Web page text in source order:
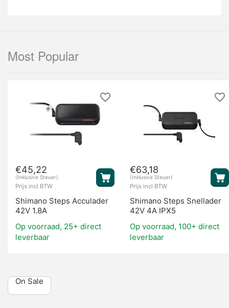
Most Popular
€45,22
(Inklusive Steuer)
Prijs incl BTW
Shimano Steps Acculader
42V 1.8A
Op voorraad, 25+ direct
leverbaar
€63,18
(Inklusive Steuer)
Prijs incl BTW
Shimano Steps Snellader
42V 4A IPX5
Op voorraad, 100+ direct
leverbaar
On Sale